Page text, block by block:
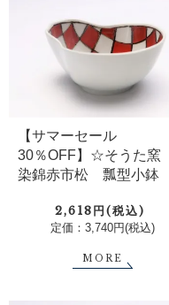
【サマーセール
30％OFF】☆そうた窯
染錦赤市松 瓢型小鉢
2,618円(税込)
定価：3,740円(税込)
MORE